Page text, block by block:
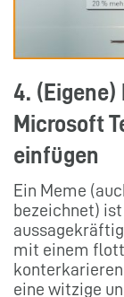
4. (Eigene)
Microsoft
einfügen
Ein Meme
bezeichnet)
mit einem
eine witzige